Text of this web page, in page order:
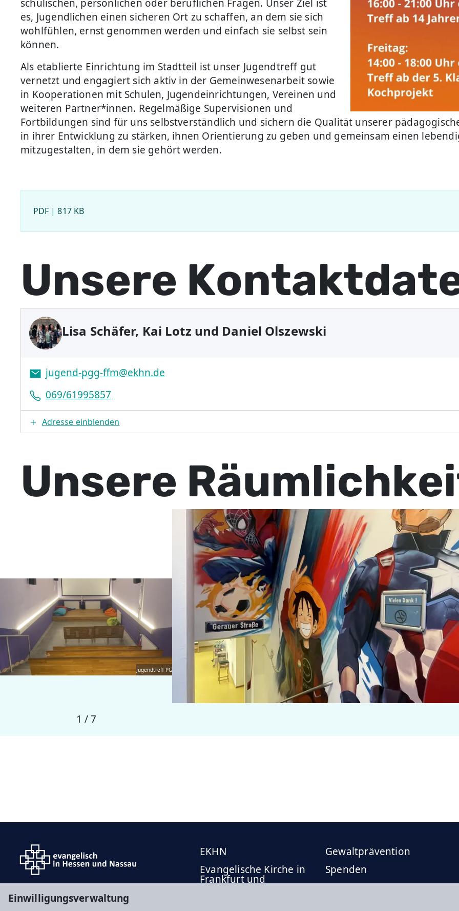
Einwilligungsverwaltung
schulischen, persönlichen oder beruflichen Fragen. Unser Ziel ist
es, Jugendlichen einen sicheren Ort zu schaffen, an dem sie sich
wohlfühlen, ernst genommen werden und einfach sie selbst sein
können.
Als etablierte Einrichtung im Stadtteil ist unser Jugendtreff gut
vernetzt und engagiert sich aktiv in der Gemeinwesenarbeit sowie
in Kooperationen mit Schulen, Jugendeinrichtungen, Vereinen und
weiteren Partner*innen. Regelmäßige Supervisionen und
Fortbildungen sind für uns selbstverständlich und sichern die Qualität unserer
in ihrer Entwicklung zu stärken, ihnen Orientierung zu geben und gemeinsam einen
mitzugestalten, in dem sie gehört werden.
PDF | 817 KB
Unsere
Lisa Schäfer, Kai Lotz und Daniel Olszewski
jugend-pgg-ffm@ekhn.de
069/61995857
Adresse einblenden
Unsere
Jugendtreff PG
1 /7
EKHN
Evangelische Kirche in
Frankfurt und
Gewaltprävention
Spenden
Gemeindezeitung